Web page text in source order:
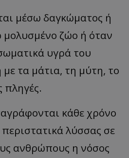
μέσω δαγκώματος ή
μολυσμένο ζώο ή όταν
υγρά του
τα μάτια, τη μύτη, το
πληγές.
κάθε χρόνο
περιστατικά λύσσας σε
ανθρώπους η νόσος